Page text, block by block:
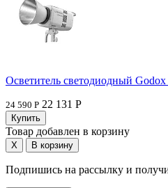
Осветитель светодиодный
24 590 Р 22 131 Р
Товар добавлен в корзину
Подпишись на рассылку и